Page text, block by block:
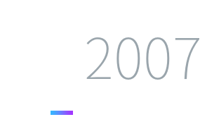
2007